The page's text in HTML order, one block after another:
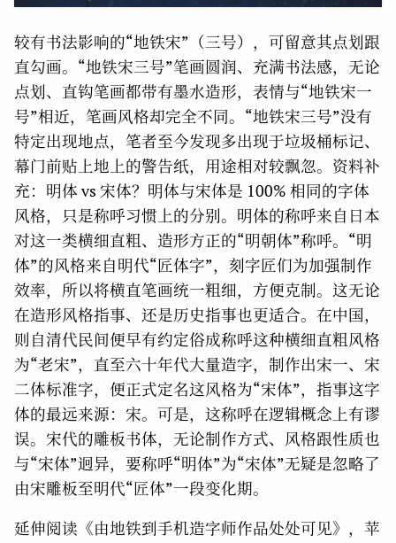
较有书法影响的“地铁宋”（三号），可留意其点划跟
直勾画。“地铁宋三号”笔画圆润、充满书法感，无论
点划、直钩笔画都带有墨水造形，表情与“地铁宋一
号”相近，笔画风格却完全不同。“地铁宋三号”没有
特定出现地点，笔者至今发现多出现于垃圾桶标记、
幕门前贴上地上的警告纸，用途相对较飘忽。资料补
充：明体 vs 宋体？明体与宋体是 100% 相同的字体
风格，只是称呼习惯上的分别。明体的称呼来自日本
对这一类横细直粗、造形方正的“明朝体”称呼。“明
体”的风格来自明代“匠体字”，刻字匠们为加强制作
效率，所以将横直笔画统一粗细，方便克制。这无论
在造形风格指事、还是历史指事也更适合。在中国，
则自清代民间便早有约定俗成称呼这种横细直粗风格
为“老宋”，直至六十年代大量造字，制作出宋一、宋
二体标准字，便正式定名这风格为“宋体”，指事这字
体的最远来源：宋。可是，这称呼在逻辑概念上有谬
误。宋代的雕板书体，无论制作方式、风格跟性质也
与“宋体”迥异，要称呼“明体”为“宋体”无疑是忽略了
由宋雕板至明代“匠体”一段变化期。
延伸阅读《由地铁到手机造字师作品处处可见》，苹